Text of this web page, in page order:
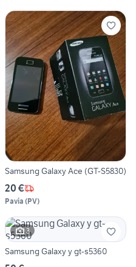
Samsung Galaxy Ace (GT-S5830)
20 €
Pavia (PV)
3
Samsung Galaxy y gt-s5360